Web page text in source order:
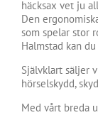
häcksax vet ju
Den
som spelar stor
Halmstad kan
Självklart säljer
hörselskydd,
Med vårt breda